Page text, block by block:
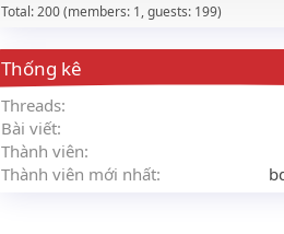
Total: 200 (members: 1, guests: 199)
Thống kê
Threads
Bài viết
Thành viên
Thành viên mới nhất